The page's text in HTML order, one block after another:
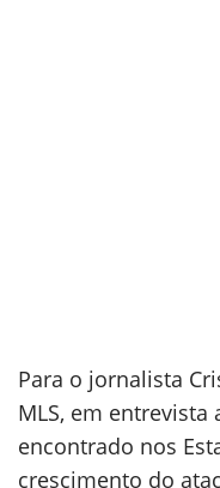
Para o jornalista
MLS, em
encontrado nos
crescimento do